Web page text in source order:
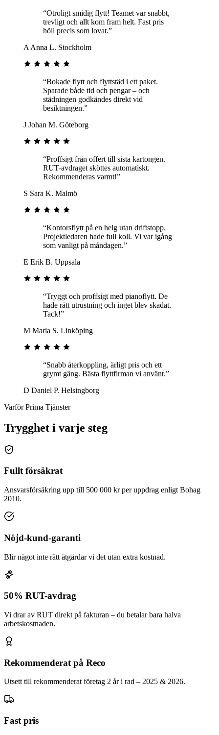
“Otroligt smidig flytt! Teamet var snabbt,
trevligt och allt kom fram helt. Fast pris
höll precis som lovat.”
A Anna L. Stockholm
“Bokade flytt och flyttstäd i ett paket.
Sparade både tid och pengar – och
städningen godkändes direkt vid
besiktningen.”
J Johan M. Göteborg
“Proffsigt från offert till sista kartongen.
RUT-avdraget sköttes automatiskt.
Rekommenderas varmt!”
S Sara K. Malmö
“Kontorsflytt på en helg utan driftstopp.
Projektledaren hade full koll. Vi var igång
som vanligt på måndagen.”
E Erik B. Uppsala
“Tryggt och proffsigt med pianoflytt. De
hade rätt utrustning och inget blev skadat.
Tack!”
M Maria S. Linköping
“Snabb återkoppling, ärligt pris och ett
grymt gäng. Bästa flyttfirman vi använt.”
D Daniel P. Helsingborg
Varför Prima Tjänster
Trygghet i varje steg
Fullt försäkrat
Ansvarsförsäkring upp till 500 000 kr per uppdrag enligt Bohag
2010.
Nöjd-kund-garanti
Blir något inte rätt åtgärdar vi det utan extra kostnad.
50% RUT-avdrag
Vi drar av RUT direkt på fakturan – du betalar bara halva
arbetskostnaden.
Rekommenderat på Reco
Utsett till rekommenderat företag 2 år i rad – 2025 & 2026.
Fast pris